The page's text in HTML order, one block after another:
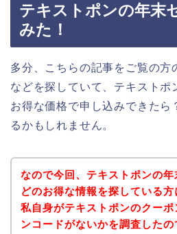
テキストポンの年末
みた！
多分、こちらの記事をご覧の方
などを探していて、テキストポ
お得な価格で申し込みできたら
るかもしれません。
なので今回、テキストポンの年
どのお得な情報を探している方
私自身がテキストポンのクーポ
ンコードがないかを調査したの